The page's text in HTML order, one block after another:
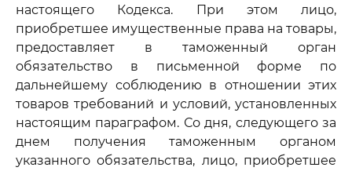
настоящего Кодекса. При этом лицо,
приобретшее имущественные права на товары,
предоставляет в таможенный орган
обязательство в письменной форме по
дальнейшему соблюдению в отношении этих
товаров требований и условий, установленных
настоящим параграфом. Со дня, следующего за
днем получения таможенным органом
указанного обязательства, лицо, приобретшее